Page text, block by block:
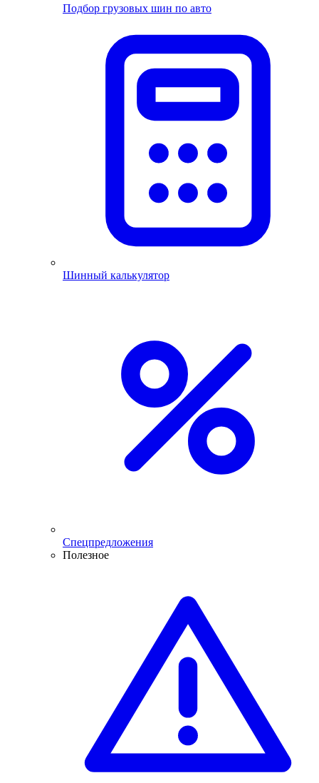
Подбор грузовых шин по авто
Шинный калькулятор
Спецпредложения
Полезное